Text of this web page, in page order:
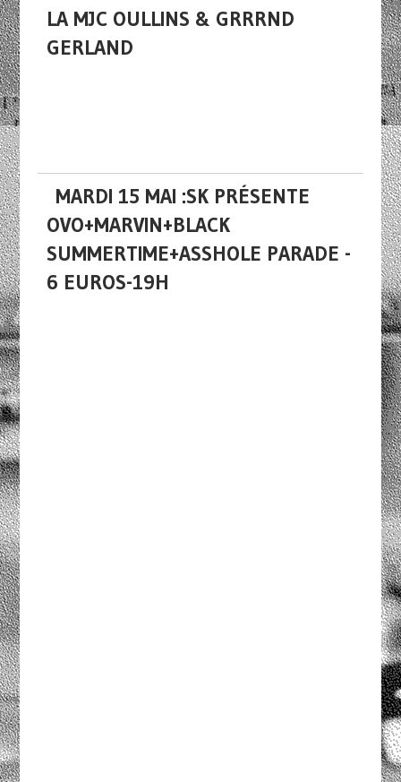
LA MJC OULLINS & GRRRND
GERLAND
MARDI 15 MAI :SK PRÉSENTE
OVO+MARVIN+BLACK
SUMMERTIME+ASSHOLE PARADE -
6 EUROS-19H